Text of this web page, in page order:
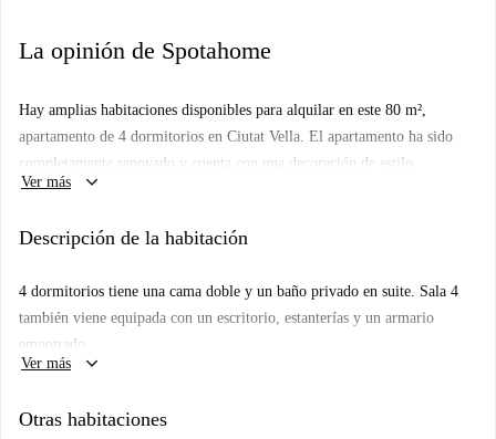
La opinión de Spotahome
Hay amplias habitaciones disponibles para alquilar en este 80 m²,
apartamento de 4 dormitorios en Ciutat Vella. El apartamento ha sido
completamente renovado y cuenta con una decoración de estilo
industrial, suavizado con obras de arte únicas. La cocina es la zona
comidas cómodamente. Hay 1 cuarto de baño y 1 cuarto de baño
El apartamento es un moderno establecimiento en el histórico barrio de
Ciutat Vella. Usted está rodeado de todos sus servicios básicos y un
montón de deliciosos restaurantes para probar. En términos de
autobús que pasan por y conexiones con 5 líneas de metro.
Ver más keyboard_arrow_down
Descripción de la habitación
4 dormitorios tiene una cama doble y un baño privado en suite. Sala 4
también viene equipada con un escritorio, estanterías y un armario
empotrado.
Ver más
keyboard_arrow_down
Otras habitaciones